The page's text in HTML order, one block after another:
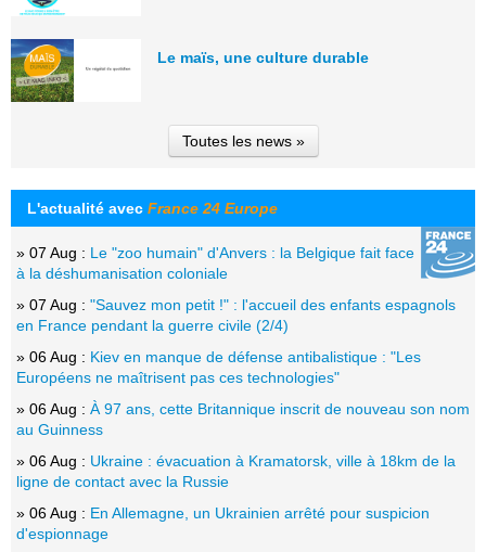
Le maïs, une culture durable
Toutes les news »
L'actualité avec France 24 Europe
» 07 Aug : Le "zoo humain" d'Anvers : la Belgique fait face
à la déshumanisation coloniale
» 07 Aug : "Sauvez mon petit !" : l'accueil des enfants espagnols
en France pendant la guerre civile (2/4)
» 06 Aug : Kiev en manque de défense antibalistique : "Les
Européens ne maîtrisent pas ces technologies"
» 06 Aug : À 97 ans, cette Britannique inscrit de nouveau son nom
au Guinness
» 06 Aug : Ukraine : évacuation à Kramatorsk, ville à 18km de la
ligne de contact avec la Russie
» 06 Aug : En Allemagne, un Ukrainien arrêté pour suspicion
d'espionnage